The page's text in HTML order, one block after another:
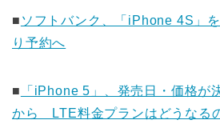
■ ソフトバンク、「iPhone 4S」
り予約へ
■
「iPhone 5」、発売日・価格が
から LTE料金プランはどうなる